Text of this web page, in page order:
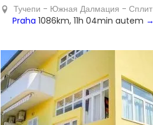
Тучепи - Южная Далмация - Сплит
Praha 1086km, 11h 04min autem →